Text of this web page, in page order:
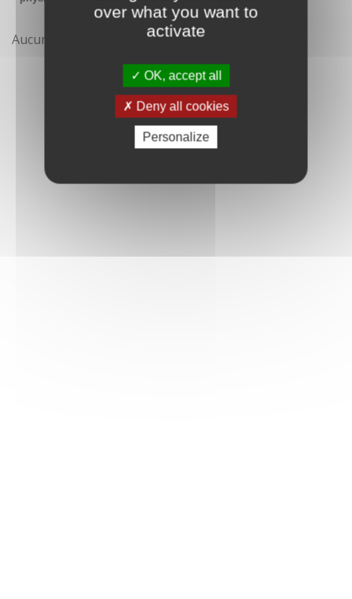
over what you want to
activate
OK, accept all
Deny all cookies
Personalize
Aucune démarche pour le moment